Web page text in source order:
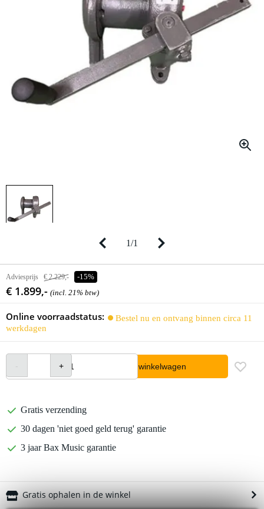
1/1
Adviesprijs € 2.229,- -15%
€ 1.899,- (incl. 21% btw)
Online voorraadstatus:
Bestel nu en ontvang binnen circa 11
werkdagen
In winkelwagen
Gratis verzending
30 dagen 'niet goed geld terug' garantie
3 jaar Bax Music garantie
Gratis ophalen in de winkel